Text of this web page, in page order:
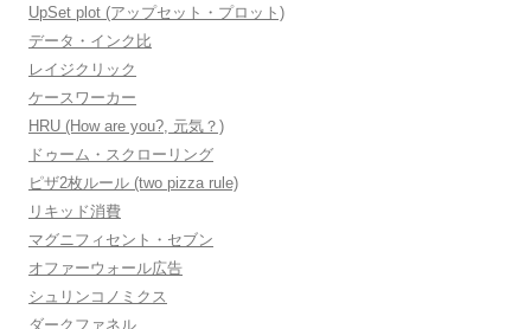
UpSet plot (アップセット・プロット)
データ・インク比
レイジクリック
ケースワーカー
HRU (How are you?, 元気？)
ドゥーム・スクローリング
ピザ2枚ルール (two pizza rule)
リキッド消費
マグニフィセント・セブン
オファーウォール広告
シュリンコノミクス
ダークファネル